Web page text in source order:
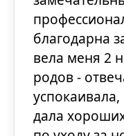
благодарна
вела меня 2
родов -
дала